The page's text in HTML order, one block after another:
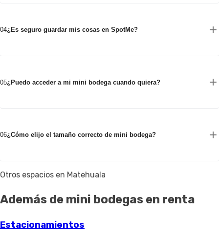
04¿Es seguro guardar mis cosas en SpotMe?
05¿Puedo acceder a mi mini bodega cuando quiera?
06¿Cómo elijo el tamaño correcto de mini bodega?
Otros espacios en Matehuala
Además de mini bodegas en renta
Estacionamientos